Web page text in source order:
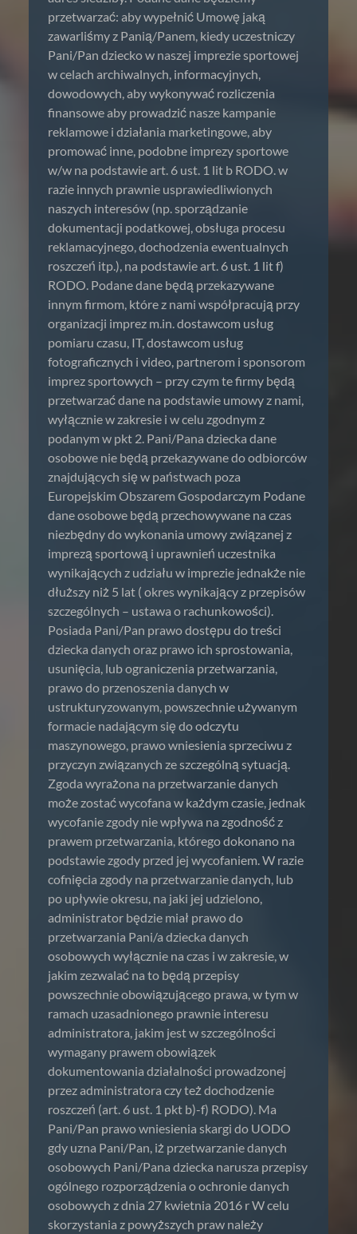
przetwarzać: aby wypełnić Umowę jaką
zawarliśmy z Panią/Panem, kiedy uczestniczy
Pani/Pan dziecko w naszej imprezie sportowej
w celach archiwalnych, informacyjnych,
dowodowych, aby wykonywać rozliczenia
finansowe aby prowadzić nasze kampanie
reklamowe i działania marketingowe, aby
promować inne, podobne imprezy sportowe
w/w na podstawie art. 6 ust. 1 lit b RODO. w
razie innych prawnie usprawiedliwionych
naszych interesów (np. sporządzanie
dokumentacji podatkowej, obsługa procesu
reklamacyjnego, dochodzenia ewentualnych
roszczeń itp.), na podstawie art. 6 ust. 1 lit f)
RODO. Podane dane będą przekazywane
innym firmom, które z nami współpracują przy
organizacji imprez m.in. dostawcom usług
pomiaru czasu, IT, dostawcom usług
fotograficznych i video, partnerom i sponsorom
imprez sportowych – przy czym te firmy będą
przetwarzać dane na podstawie umowy z nami,
wyłącznie w zakresie i w celu zgodnym z
podanym w pkt 2. Pani/Pana dziecka dane
osobowe nie będą przekazywane do odbiorców
znajdujących się w państwach poza
Europejskim Obszarem Gospodarczym Podane
dane osobowe będą przechowywane na czas
niezbędny do wykonania umowy związanej z
imprezą sportową i uprawnień uczestnika
wynikających z udziału w imprezie jednakże nie
dłuższy niż 5 lat ( okres wynikający z przepisów
szczególnych – ustawa o rachunkowości).
Posiada Pani/Pan prawo dostępu do treści
dziecka danych oraz prawo ich sprostowania,
usunięcia, lub ograniczenia przetwarzania,
prawo do przenoszenia danych w
ustrukturyzowanym, powszechnie używanym
formacie nadającym się do odczytu
maszynowego, prawo wniesienia sprzeciwu z
przyczyn związanych ze szczególną sytuacją.
Zgoda wyrażona na przetwarzanie danych
może zostać wycofana w każdym czasie, jednak
wycofanie zgody nie wpływa na zgodność z
prawem przetwarzania, którego dokonano na
podstawie zgody przed jej wycofaniem. W razie
cofnięcia zgody na przetwarzanie danych, lub
po upływie okresu, na jaki jej udzielono,
administrator będzie miał prawo do
przetwarzania Pani/a dziecka danych
osobowych wyłącznie na czas i w zakresie, w
jakim zezwalać na to będą przepisy
powszechnie obowiązującego prawa, w tym w
ramach uzasadnionego prawnie interesu
administratora, jakim jest w szczególności
wymagany prawem obowiązek
dokumentowania działalności prowadzonej
przez administratora czy też dochodzenie
roszczeń (art. 6 ust. 1 pkt b)-f) RODO). Ma
Pani/Pan prawo wniesienia skargi do UODO
gdy uzna Pani/Pan, iż przetwarzanie danych
osobowych Pani/Pana dziecka narusza przepisy
ogólnego rozporządzenia o ochronie danych
osobowych z dnia 27 kwietnia 2016 r W celu
skorzystania z powyższych praw należy